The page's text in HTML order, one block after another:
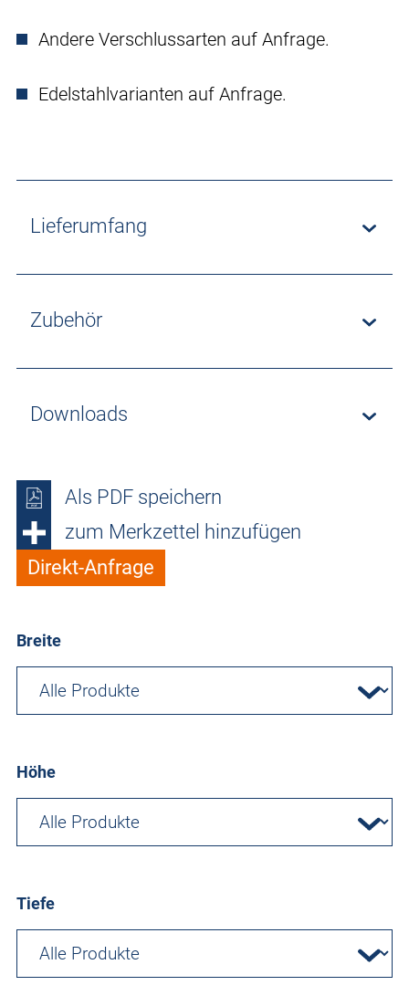
Andere Verschlussarten auf Anfrage.
Edelstahlvarianten auf Anfrage.
Lieferumfang
Zubehör
Downloads
Als PDF speichern
zum Merkzettel hinzufügen
Direkt-Anfrage
Breite
Höhe
Tiefe